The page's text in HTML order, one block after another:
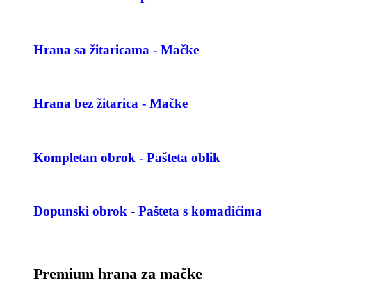
Hrana sa žitaricama - Mačke
Hrana bez žitarica - Mačke
Kompletan obrok - Pašteta oblik
Dopunski obrok - Pašteta s komadićima
Premium hrana za mačke